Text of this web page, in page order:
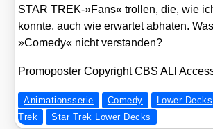
STAR TREK-»Fans« trol­len, die, wie
konn­te, auch wie erwar­tet abha­ten.
»Come­dy« nicht ver­stan­den?
Pro­mo­pos­ter Copy­right CBS ALl
Animationsserie Comedy Lower Decks
Trek
Star Trek Lower Decks